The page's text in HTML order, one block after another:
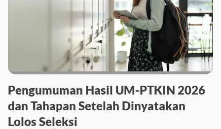
Pengumuman Hasil UM-PTKIN 2026
dan Tahapan Setelah Dinyatakan
Lolos Seleksi